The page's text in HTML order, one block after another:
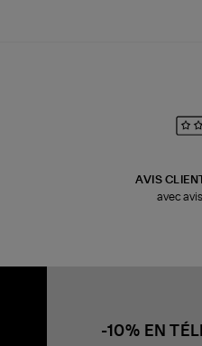
AVIS
avec
-10% EN